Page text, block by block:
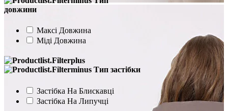
довжини
Максі Довжина
Міді Довжина
Тип застібки
Застібка На Блискавці
Застібка На Липучці